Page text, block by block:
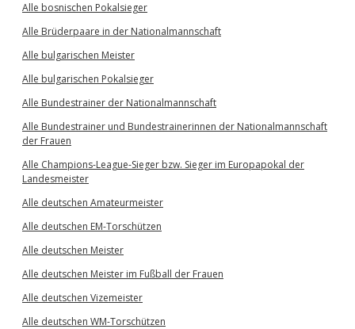
Alle bosnischen Pokalsieger
Alle Brüderpaare in der Nationalmannschaft
Alle bulgarischen Meister
Alle bulgarischen Pokalsieger
Alle Bundestrainer der Nationalmannschaft
Alle Bundestrainer und Bundestrainerinnen der Nationalmannschaft
der Frauen
Alle Champions-League-Sieger bzw. Sieger im Europapokal der
Landesmeister
Alle deutschen Amateurmeister
Alle deutschen EM-Torschützen
Alle deutschen Meister
Alle deutschen Meister im Fußball der Frauen
Alle deutschen Vizemeister
Alle deutschen WM-Torschützen